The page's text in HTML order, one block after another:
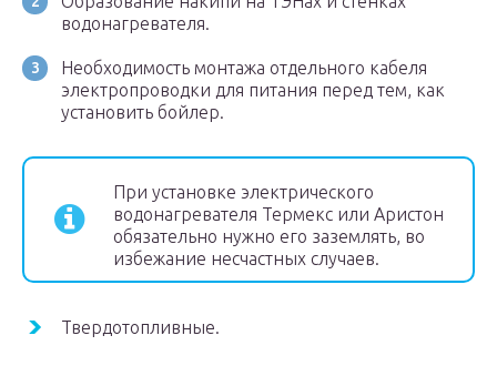
водонагревателя.
Необходимость монтажа отдельного кабеля
электропроводки для питания перед тем, как
установить бойлер.
При установке электрического
водонагревателя Термекс или Аристон
обязательно нужно его заземлять, во
избежание несчастных случаев.
Твердотопливные.